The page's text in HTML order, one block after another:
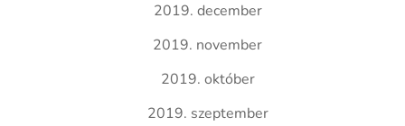
2019. december
2019. november
2019. október
2019. szeptember